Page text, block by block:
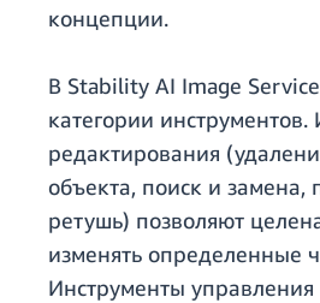
концепции.
В Stability AI Image
категории
редактирования
объекта, поиск и замена,
ретушь) позволяют
изменять определенные
Инструменты управления